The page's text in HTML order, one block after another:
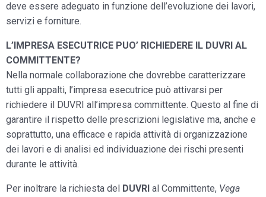
deve essere adeguato in funzione dell’evoluzione dei lavori,
servizi e forniture.
L’IMPRESA ESECUTRICE PUO’ RICHIEDERE IL DUVRI AL
COMMITTENTE?
Nella normale collaborazione che dovrebbe caratterizzare
tutti gli appalti, l’impresa esecutrice può attivarsi per
richiedere il DUVRI all’impresa committente. Questo al fine di
garantire il rispetto delle prescrizioni legislative ma, anche e
soprattutto, una efficace e rapida attività di organizzazione
dei lavori e di analisi ed individuazione dei rischi presenti
durante le attività.
Per inoltrare la richiesta del DUVRI al Committente, Vega